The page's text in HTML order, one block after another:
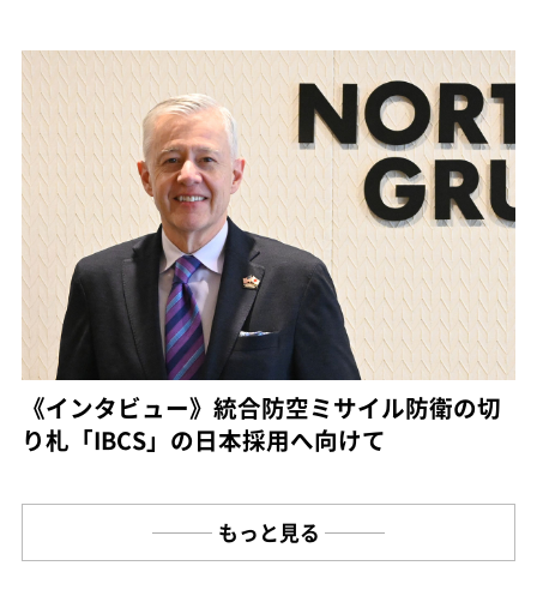
《インタビュー》統合防空ミサイル防衛の切
り札「IBCS」の日本採用へ向けて
もっと見る